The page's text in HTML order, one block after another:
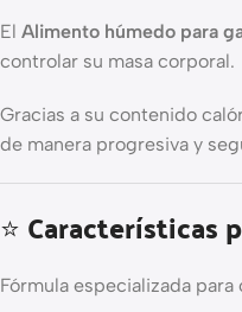
El Alimento húmedo para
controlar su masa corporal.
Gracias a su contenido
de manera progresiva y
⭐ Características
Fórmula especializada